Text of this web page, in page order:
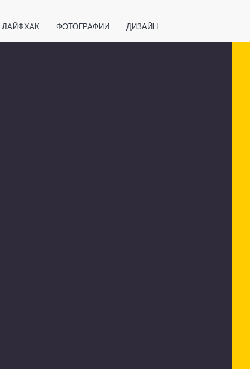
ЛАЙФХАК ФОТОГРАФИИ ДИЗАЙН